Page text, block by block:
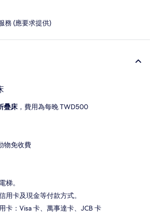
務 (應要求提供)
疊床 ，費用為每晚 TWD500
物免收費
梯。
用卡及現金等付款方式。
卡：Visa 卡、萬事達卡、JCB 卡